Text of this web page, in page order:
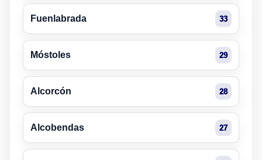
Fuenlabrada 33
Móstoles 29
Alcorcón 28
Alcobendas 27